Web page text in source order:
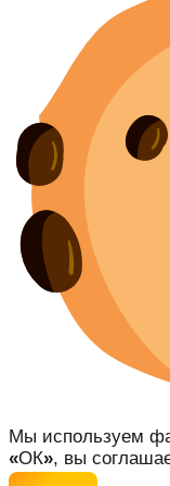
Мы используем
«ОК», вы